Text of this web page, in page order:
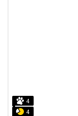
4
4